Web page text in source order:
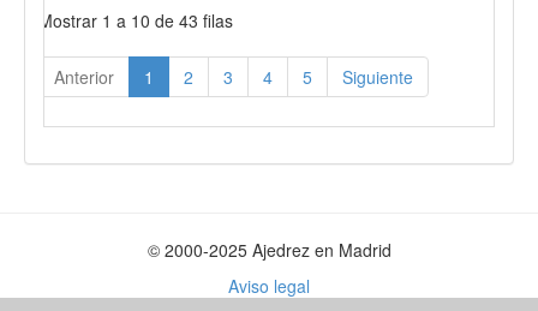
Mostrar 1 a 10 de 43 filas
Anterior 1 2 3 4 5 Siguiente
© 2000-2025 Ajedrez en Madrid
Aviso legal